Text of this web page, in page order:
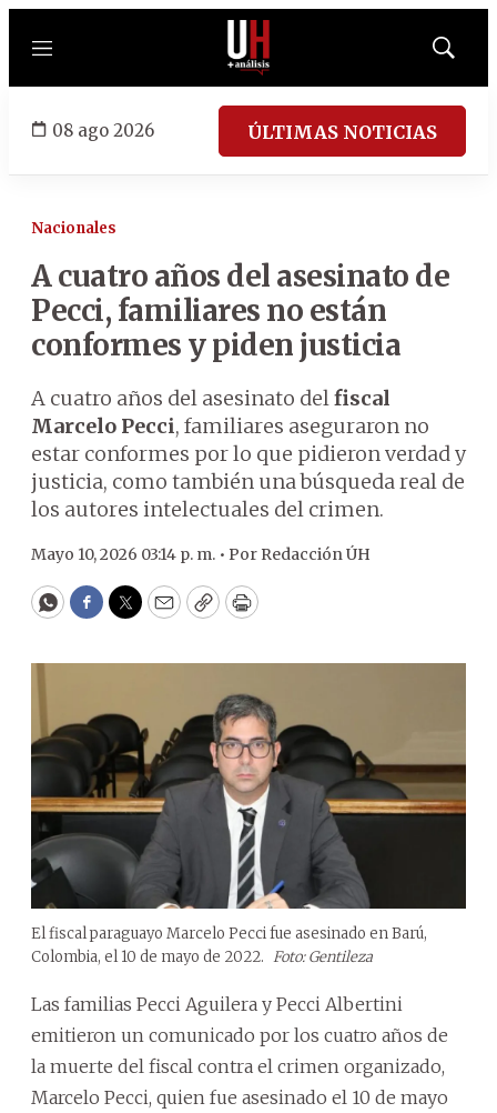
Menú
Mostrar
08 ago 2026 ÚLTIMAS NOTICIAS
Nacionales
A cuatro años del asesinato de
Pecci, familiares no están
conformes y piden justicia
A cuatro años del asesinato delfiscal
Marcelo Pecci, familiares aseguraron no
estar conformes por lo que pidieron verdad y
justicia, como también una búsqueda real de
los autores intelectuales del crimen.
Mayo 10, 2026 03:14 p. m. • Por Redacción ÚH
WhatsApp
Facebook
Twitter
EmailCopyPrint
El fiscal paraguayo Marcelo Pecci fue asesinado en Barú,
Colombia, el 10 de mayo de 2022. Foto: Gentileza
Las familias Pecci Aguilera y Pecci Albertini
emitieron un comunicado por los cuatro años de
la muerte del fiscal contra el crimen organizado,
Marcelo Pecci, quien fue asesinado el 10 de mayo